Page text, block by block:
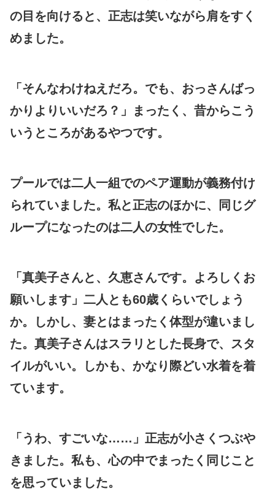
の目を向けると、正志は笑いながら肩をすく
めました。
「そんなわけねえだろ。でも、おっさんばっ
かりよりいいだろ？」まったく、昔からこう
いうところがあるやつです。
プールでは二人一組でのペア運動が義務付け
られていました。私と正志のほかに、同じグ
ループになったのは二人の女性でした。
「真美子さんと、久恵さんです。よろしくお
願いします」二人とも60歳くらいでしょう
か。しかし、妻とはまったく体型が違いまし
た。真美子さんはスラリとした長身で、スタ
イルがいい。しかも、かなり際どい水着を着
ています。
「うわ、すごいな……」正志が小さくつぶや
きました。私も、心の中でまったく同じこと
を思っていました。